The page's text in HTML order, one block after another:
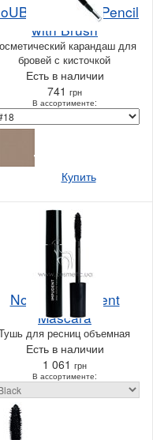
Eyebrow Pencil
with Brush
карандаш для
бровей с кисточкой
Есть в наличии
741 грн
В ассортименте:
Купить
NoUBA Impudent
Mascara
для ресниц объемная
Есть в наличии
1 061 грн
В ассортименте: